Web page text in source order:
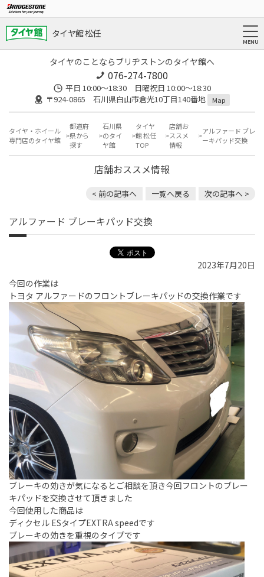
タイヤ館 松任
タイヤのことならブリヂストンのタイヤ館へ
076-274-7800
平日 10:00～18:30 日曜祝日 10:00～18:30
〒924-0865 石川県白山市倉光10丁目140番地
Map
タイヤ・ホイール
専門店のタイヤ館
都道府
県から
探す
石川県
のタイ
ヤ館
タイヤ
館 松任
TOP
店舗お
ススメ
情報
アルファード ブレ
ーキパッド交換
店舗おススメ情報
< 前の記事へ 一覧へ戻る 次の記事へ >
アルファード ブレーキパッド交換
2023年7月20日
今回の作業は
トヨタ アルファードのフロントブレーキパッドの交換作業です
ブレーキの効きが気になるとご相談を頂き今回フロントのブレー
キパッドを交換させて頂きました
今回使用した商品は
ディクセル ESタイプEXTRA speedです
ブレーキの効きを重視のタイプです